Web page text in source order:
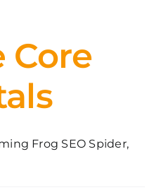
Core
Frog SEO Spider,